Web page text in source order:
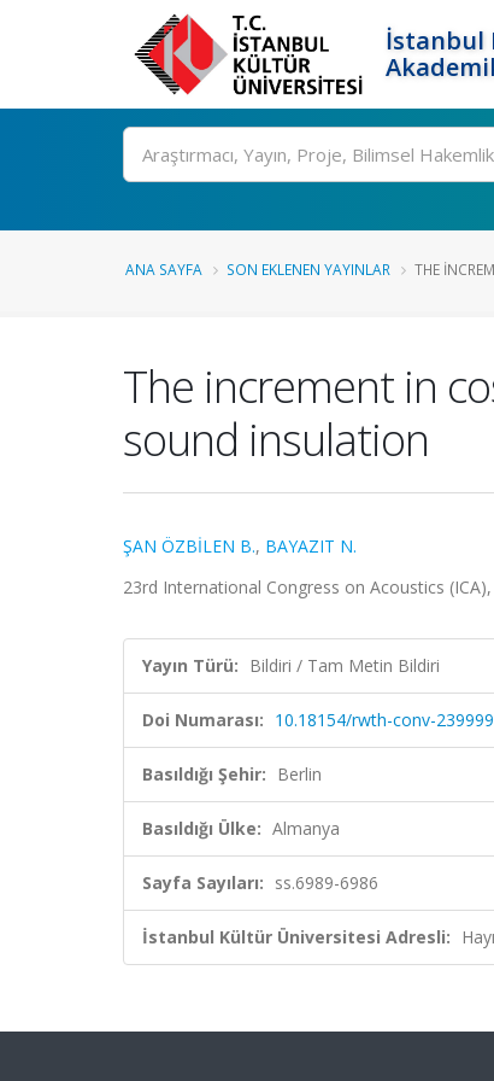
İstanbul
Ara
ANA SAYFA SON EKLENEN YAYINLAR THE
The increment in
sound insulation
ŞAN ÖZBİLEN B., BAYAZIT N.
23rd International Congress on Acoustics
Yayın Türü: Bildiri / Tam Metin Bildiri
Doi Numarası: 10.18154/rwth-conv-239999
Basıldığı Şehir: Berlin
Basıldığı Ülke: Almanya
Sayfa Sayıları: ss.6989-6986
İstanbul Kültür Üniversitesi Adresli: